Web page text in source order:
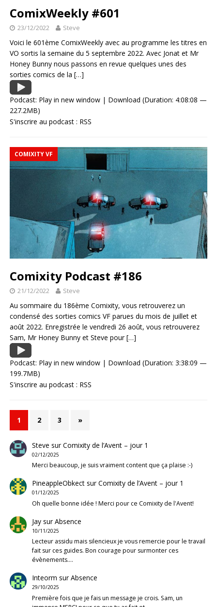
ComixWeekly #601
23/12/2022 Steve
Voici le 601ème ComixWeekly avec au programme les titres en
VO sortis la semaine du 5 septembre 2022. Avec Jonat et Mr
Honey Bunny nous passons en revue quelques unes des
sorties comics de la […]
Podcast: Play in new window | Download (Duration: 4:08:08 —
227.2MB)
S'inscrire au podcast : RSS
COMIXITY VF
Comixity Podcast #186
21/12/2022 Steve
Au sommaire du 186ème Comixity, vous retrouverez un
condensé des sorties comics VF parues du mois de juillet et
août 2022. Enregistrée le vendredi 26 août, vous retrouverez
Sam, Mr Honey Bunny et Steve pour[…]
Podcast: Play in new window | Download (Duration: 3:38:09 —
199.7MB)
S'inscrire au podcast : RSS
1 2 3 »
Steve surComixity de l’Avent – jour 1
02/12/2025
Merci beaucoup, je suis vraiment content que ça plaise :-)
PineappleObkectsurComixity de l’Avent – jour 1
01/12/2025
Oh quelle bonne idée ! Merci pour ce Comixity de l'Avent!
JaysurAbsence
10/11/2025
Lecteur assidu mais silencieux je vous remercie pour le travail
fait sur ces guides. Bon courage pour surmonter ces
évènements.…
Inteorm surAbsence
29/10/2025
Première fois que je fais un message je crois. Sam, un